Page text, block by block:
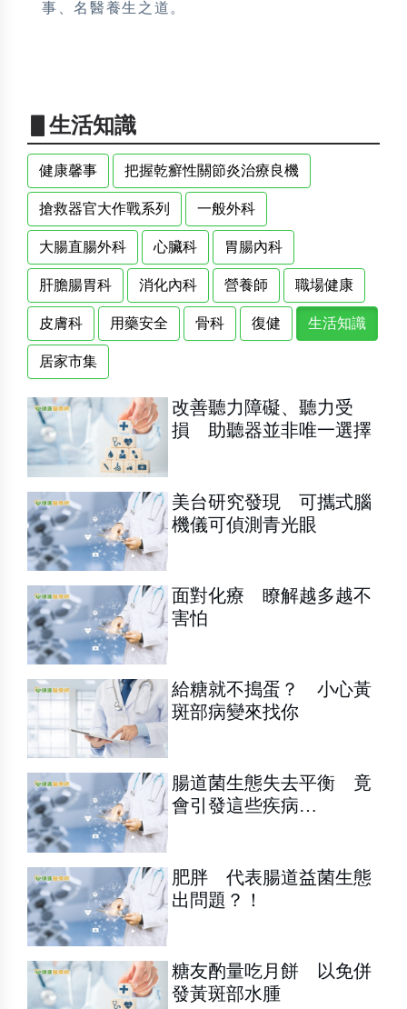
事、名醫養生之道。
▋生活知識
健康馨事 把握乾癬性關節炎治療良機
搶救器官大作戰系列 一般外科
大腸直腸外科 心臟科 胃腸內科
肝膽腸胃科 消化內科 營養師 職場健康
皮膚科 用藥安全 骨科 復健 生活知識
居家市集
改善聽力障礙、聽力受
損 助聽器並非唯一選擇
美台研究發現 可攜式腦
機儀可偵測青光眼
面對化療 瞭解越多越不
害怕
給糖就不搗蛋？ 小心黃
斑部病變來找你
腸道菌生態失去平衡 竟
會引發這些疾病…
肥胖 代表腸道益菌生態
出問題？！
糖友酌量吃月餅 以免併
發黃斑部水腫